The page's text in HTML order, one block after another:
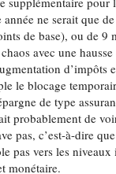
ne serait que
de base), ou de 9
avec une
d’impôts
le blocage
de type
probablement de
pas, c’est-à-dire
pas vers les
monétaire.